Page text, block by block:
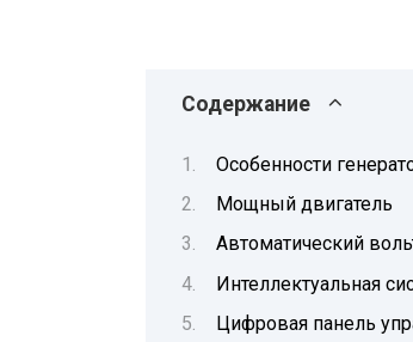
Содержание
Особенности
Мощный двигатель
Автоматический
Интеллектуальная
Цифровая панель